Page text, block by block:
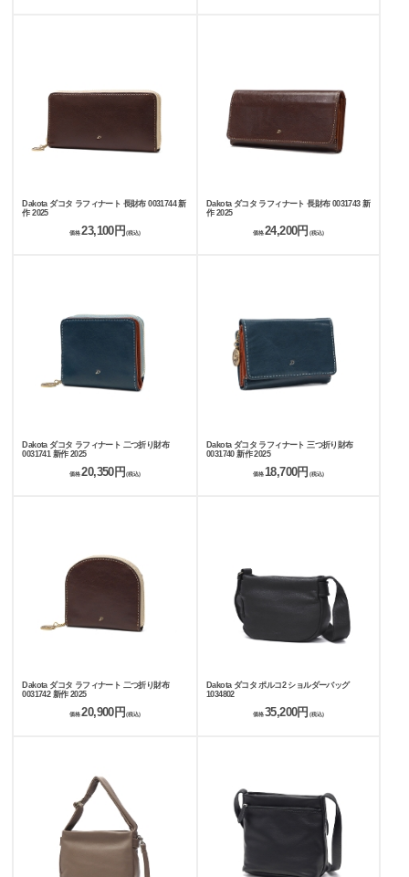
Dakota ダコタ ラフィナート 長財布 0031744 新
作 2025
価格 23,100円 (税込)
Dakota ダコタ ラフィナート 長財布 0031743 新
作 2025
価格24,200円 (税込)
Dakota ダコタ ラフィナート 二つ折り財布
0031741 新作 2025
価格 20,350円 (税込)
Dakota ダコタ ラフィナート 三つ折り財布
0031740 新作 2025
価格 18,700円 (税込)
Dakota ダコタ ラフィナート 二つ折り財布
0031742 新作 2025
価格 20,900円 (税込)
Dakota ダコタ ポルコ2 ショルダーバッグ
1034802
価格35,200円 (税込)